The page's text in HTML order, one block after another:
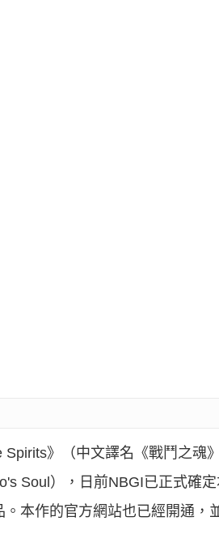
》（中文譯名《戰鬥之魂
Soul），日前NBGI已正式確
本作的官方網站也已經開通，